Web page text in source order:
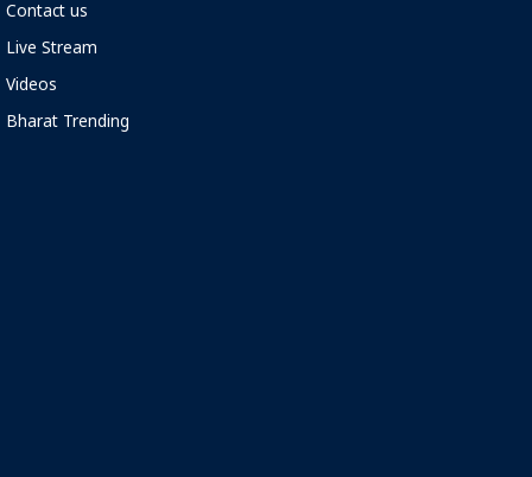
Contact us
Live Stream
Videos
Bharat Trending